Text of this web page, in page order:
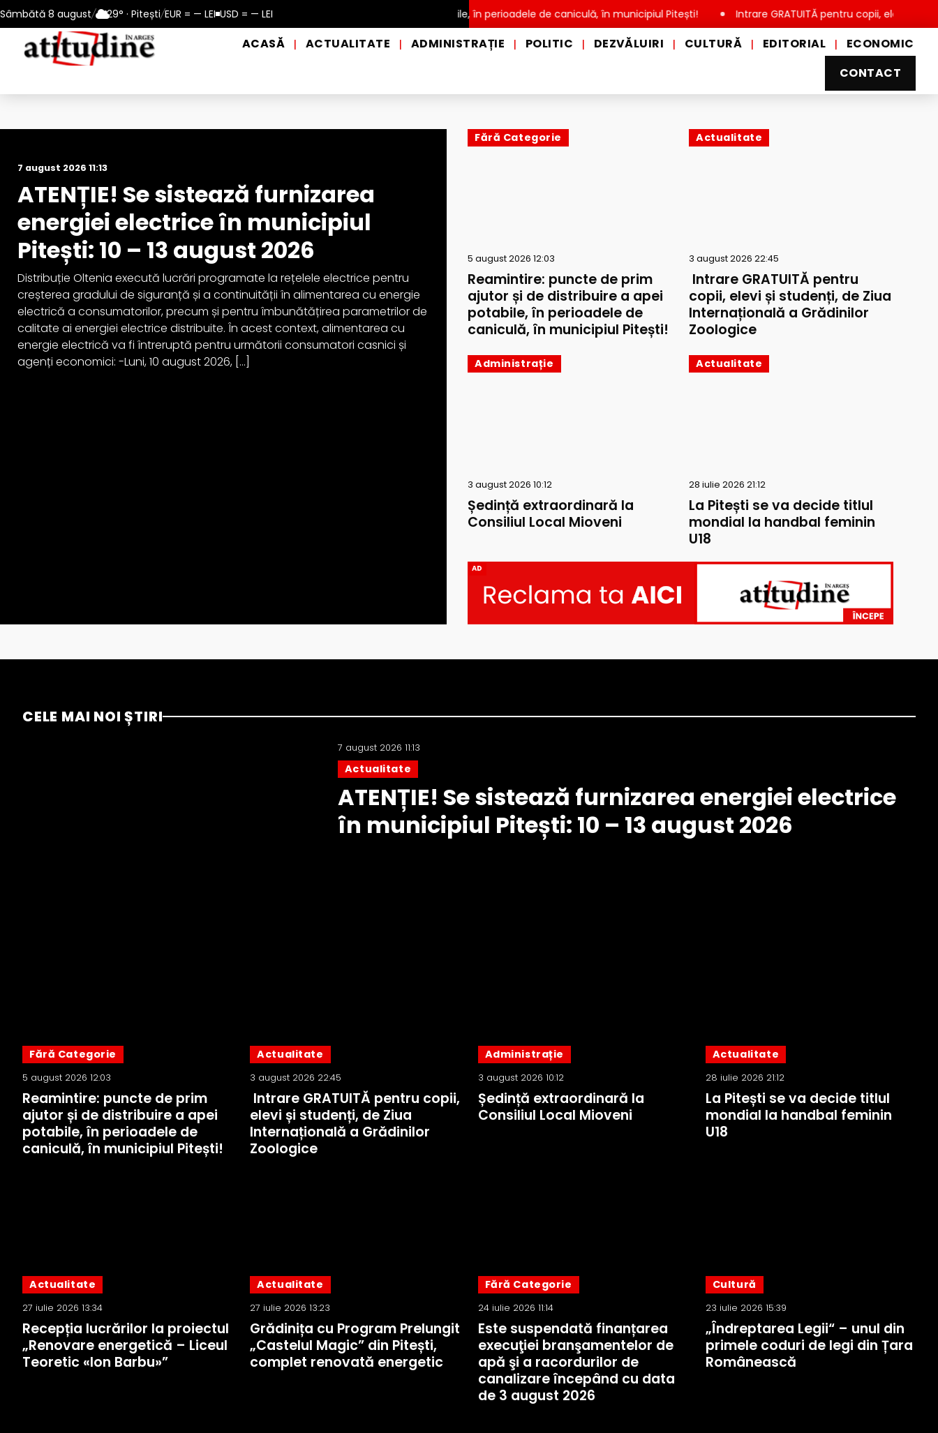
Sâmbătă 8 august/ 29° · Pitești/EUR = — LEI USD = — LEI
august 2026 Reamintire: puncte de prim ajutor și de distribuire a apei potabile, în perioadele de caniculă, în municipiul Pitești! Intrare GRATUITĂ pentru copii, elevi și studenți, de
ACASĂ | ACTUALITATE | ADMINISTRAȚIE | POLITIC | DEZVĂLUIRI | CULTURĂ | EDITORIAL |
ECONOMIC
CONTACT
7 august 2026 11:13
ATENȚIE! Se sistează furnizarea
energiei electrice în municipiul
Pitești: 10 – 13 august 2026
Distribuție Oltenia execută lucrări programate la rețelele electrice pentru
creșterea gradului de siguranță și a continuității în alimentarea cu energie
electrică a consumatorilor, precum și pentru îmbunătățirea parametrilor de
calitate ai energiei electrice distribuite. În acest context, alimentarea cu
energie electrică va fi întreruptă pentru următorii consumatori casnici și
agenți economici: -Luni, 10 august 2026, […]
Fără Categorie
5 august 2026 12:03
Reamintire: puncte de prim
ajutor și de distribuire a apei
potabile, în perioadele de
caniculă, în municipiul Pitești!
Actualitate
3 august 2026 22:45
Intrare GRATUITĂ pentru
copii, elevi și studenți, de Ziua
Internațională a Grădinilor
Zoologice
Administrație
3 august 2026 10:12
Ședință extraordinară la
Consiliul Local Mioveni
Actualitate
28 iulie 2026 21:12
La Pitești se va decide titlul
mondial la handbal feminin
U18
AD
CELE MAI NOI ȘTIRI
7 august 2026 11:13
Actualitate
ATENȚIE! Se sistează furnizarea energiei electrice
în municipiul Pitești: 10 – 13 august 2026
Fără Categorie
5 august 2026 12:03
Reamintire: puncte de prim
ajutor și de distribuire a apei
potabile, în perioadele de
caniculă, în municipiul Pitești!
Actualitate
3 august 2026 22:45
Intrare GRATUITĂ pentru copii,
elevi și studenți, de Ziua
Internațională a Grădinilor
Zoologice
Administrație
3 august 2026 10:12
Ședință extraordinară la
Consiliul Local Mioveni
Actualitate
28 iulie 2026 21:12
La Pitești se va decide titlul
mondial la handbal feminin
U18
Actualitate
27 iulie 2026 13:34
Recepția lucrărilor la proiectul
„Renovare energetică – Liceul
Teoretic «Ion Barbu»”
Actualitate
27 iulie 2026 13:23
Grădinița cu Program Prelungit
„Castelul Magic” din Pitești,
complet renovată energetic
Fără Categorie
24 iulie 2026 11:14
Este suspendată finanțarea
execuţiei branşamentelor de
apă şi a racordurilor de
canalizare începând cu data
de 3 august 2026
Cultură
23 iulie 2026 15:39
„Îndreptarea Legii“ – unul din
primele coduri de legi din Țara
Românească